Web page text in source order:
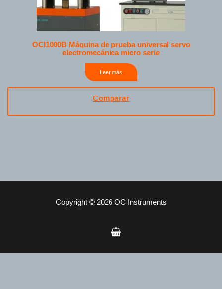
OCI1000B Máquina de prueba universal servo
electromecánica micro serie
Leer más
Comparar
Copyright © 2026 OC Instruments